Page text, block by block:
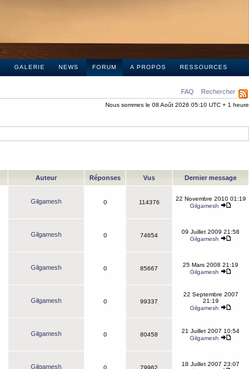
GALERIE NEWS FORUM A PROPOS RESSOURCES
FAQ Rechercher
Nous sommes le 08 Août 2026 05:10 UTC + 1 heure
Auteur Réponses Vus Dernier message
Gilgamesh 0 114376
22 Novembre 2010 01:19
Gilgamesh
Gilgamesh 0 74654
09 Juillet 2009 21:58
Gilgamesh
Gilgamesh 0 85667
25 Mars 2008 21:19
Gilgamesh
Gilgamesh 0 99337
22 Septembre 2007
21:19
Gilgamesh
Gilgamesh 0 80458
21 Juillet 2007 10:54
Gilgamesh
Gilgamesh 0 79962
18 Juillet 2007 23:07